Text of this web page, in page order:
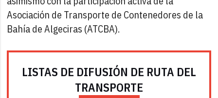
Asociación de Transporte de Contenedores de la
Bahía de Algeciras (ATCBA).
LISTAS DE DIFUSIÓN DE RUTA DEL
TRANSPORTE